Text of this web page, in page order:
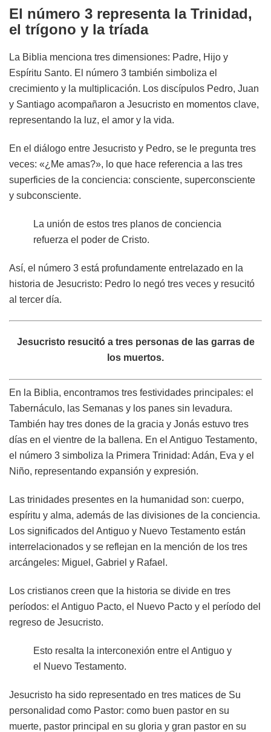
El número 3 representa la Trinidad,
el trígono y la tríada
La Biblia menciona tres dimensiones: Padre, Hijo y
Espíritu Santo. El número 3 también simboliza el
crecimiento y la multiplicación. Los discípulos Pedro, Juan
y Santiago acompañaron a Jesucristo en momentos clave,
representando la luz, el amor y la vida.
En el diálogo entre Jesucristo y Pedro, se le pregunta tres
veces: «¿Me amas?», lo que hace referencia a las tres
superficies de la conciencia: consciente, superconsciente
y subconsciente.
La unión de estos tres planos de conciencia
refuerza el poder de Cristo.
Así, el número 3 está profundamente entrelazado en la
historia de Jesucristo: Pedro lo negó tres veces y resucitó
al tercer día.
Jesucristo resucitó a tres personas de las garras de
los muertos.
En la Biblia, encontramos tres festividades principales: el
Tabernáculo, las Semanas y los panes sin levadura.
También hay tres dones de la gracia y Jonás estuvo tres
días en el vientre de la ballena. En el Antiguo Testamento,
el número 3 simboliza la Primera Trinidad: Adán, Eva y el
Niño, representando expansión y expresión.
Las trinidades presentes en la humanidad son: cuerpo,
espíritu y alma, además de las divisiones de la conciencia.
Los significados del Antiguo y Nuevo Testamento están
interrelacionados y se reflejan en la mención de los tres
arcángeles: Miguel, Gabriel y Rafael.
Los cristianos creen que la historia se divide en tres
períodos: el Antiguo Pacto, el Nuevo Pacto y el período del
regreso de Jesucristo.
Esto resalta la interconexión entre el Antiguo y
el Nuevo Testamento.
Jesucristo ha sido representado en tres matices de Su
personalidad como Pastor: como buen pastor en su
muerte, pastor principal en su gloria y gran pastor en su